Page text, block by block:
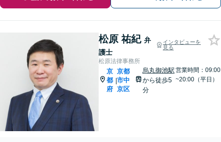
松原 祐紀 弁
護士
インタビューを
見る
松原法律事務所
京
都
府
|
京都
市中
京区
烏丸御池駅
から徒歩5
分
営業時間：09:00
~20:00（平日）